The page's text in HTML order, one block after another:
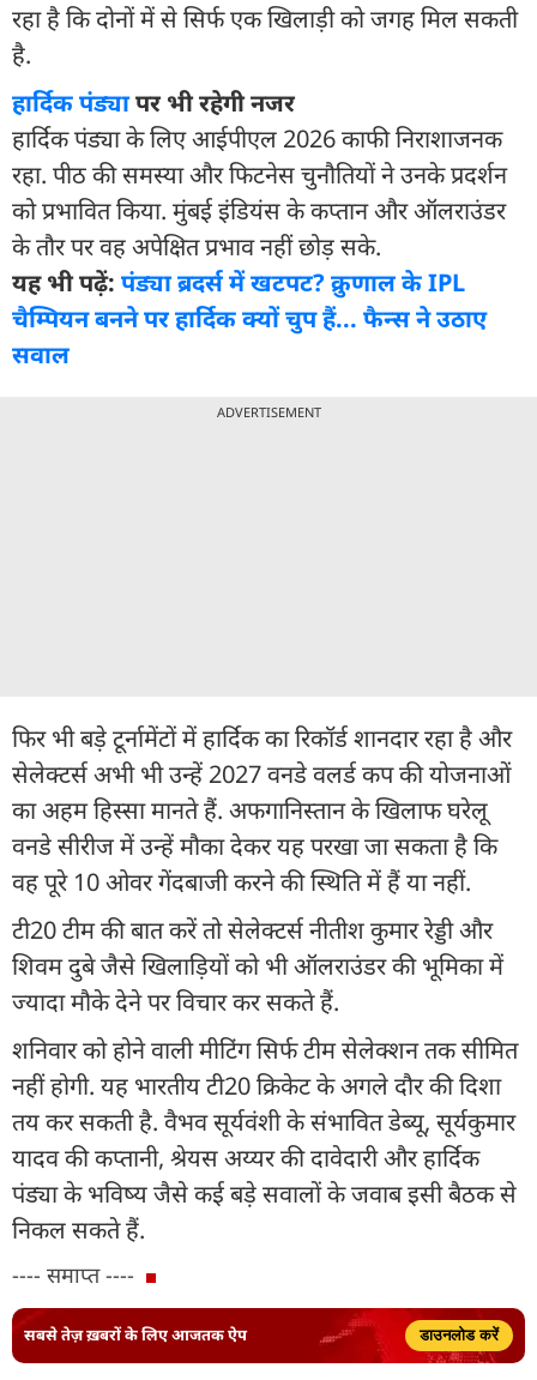
रहा है कि दोनों में से सिर्फ एक खिलाड़ी को जगह मिल सकती
है.
हार्दिक पंड्यापर भी रहेगी नजर
हार्दिक पंड्या के लिए आईपीएल 2026 काफी निराशाजनक
रहा. पीठ की समस्या और फिटनेस चुनौतियों ने उनके प्रदर्शन
को प्रभावित किया. मुंबई इंडियंस के कप्तान और ऑलराउंडर
के तौर पर वह अपेक्षित प्रभाव नहीं छोड़ सके.
यह भी पढ़ें: पंड्या ब्रदर्स में खटपट? क्रुणाल के IPL
चैम्प‍ियन बनने पर हार्द‍िक क्यों चुप हैं... फैन्स ने उठाए
सवाल
ADVERTISEMENT
फिर भी बड़े टूर्नामेंटों में हार्दिक का रिकॉर्ड शानदार रहा है और
सेलेक्टर्स अभी भी उन्हें 2027 वनडे वलर्ड कप की योजनाओं
का अहम हिस्सा मानते हैं. अफगानिस्तान के खिलाफ घरेलू
वनडे सीरीज में उन्हें मौका देकर यह परखा जा सकता है कि
वह पूरे 10 ओवर गेंदबाजी करने की स्थिति में हैं या नहीं.
टी20 टीम की बात करें तो सेलेक्टर्स नीतीश कुमार रेड्डी और
शिवम दुबे जैसे खिलाड़ियों को भी ऑलराउंडर की भूमिका में
ज्यादा मौके देने पर विचार कर सकते हैं.
शनिवार को होने वाली मीट‍िंग सिर्फ टीम सेलेक्शन तक सीमित
नहीं होगी. यह भारतीय टी20 क्रिकेट के अगले दौर की दिशा
तय कर सकती है. वैभव सूर्यवंशी के संभावित डेब्यू, सूर्यकुमार
यादव की कप्तानी, श्रेयस अय्यर की दावेदारी और हार्दिक
पंड्या के भविष्य जैसे कई बड़े सवालों के जवाब इसी बैठक से
निकल सकते हैं.
---- समाप्त ----
सबसे तेज़ ख़बरों के लिए आजतक ऐप डाउनलोड करें